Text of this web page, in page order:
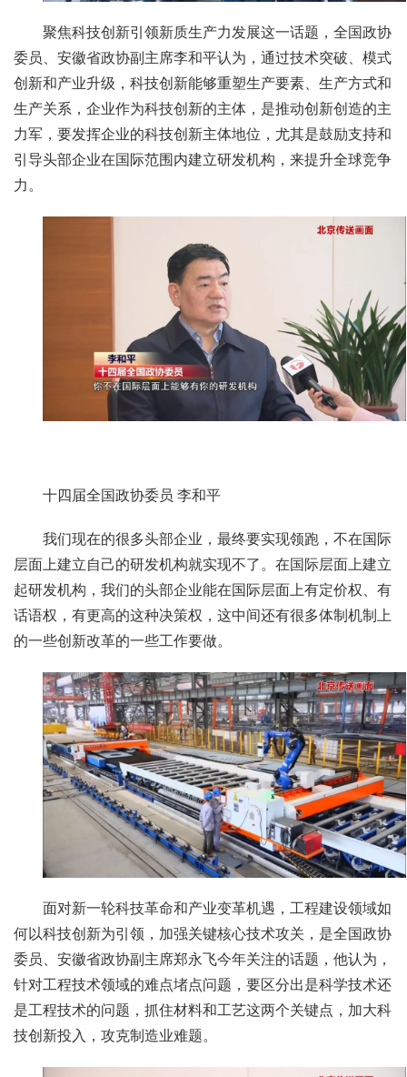
聚焦科技创新引领新质生产力发展这一话题，全国政协
委员、安徽省政协副主席李和平认为，通过技术突破、模式
创新和产业升级，科技创新能够重塑生产要素、生产方式和
生产关系，企业作为科技创新的主体，是推动创新创造的主
力军，要发挥企业的科技创新主体地位，尤其是鼓励支持和
引导头部企业在国际范围内建立研发机构，来提升全球竞争
力。
十四届全国政协委员 李和平
我们现在的很多头部企业，最终要实现领跑，不在国际
层面上建立自己的研发机构就实现不了。在国际层面上建立
起研发机构，我们的头部企业能在国际层面上有定价权、有
话语权，有更高的这种决策权，这中间还有很多体制机制上
的一些创新改革的一些工作要做。
面对新一轮科技革命和产业变革机遇，工程建设领域如
何以科技创新为引领，加强关键核心技术攻关，是全国政协
委员、安徽省政协副主席郑永飞今年关注的话题，他认为，
针对工程技术领域的难点堵点问题，要区分出是科学技术还
是工程技术的问题，抓住材料和工艺这两个关键点，加大科
技创新投入，攻克制造业难题。